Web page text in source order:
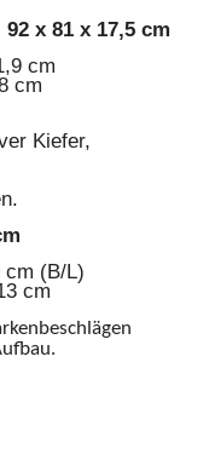
x 81 x 17,5 cm
cm
cm
Kiefer,
cm (B/L)
cm